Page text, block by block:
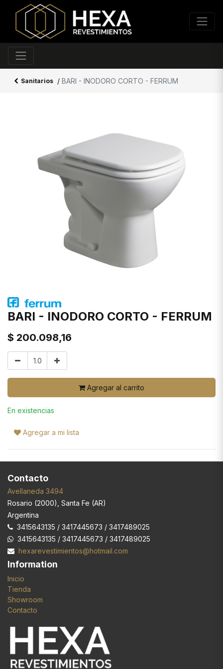
Sanitarios / BARI - INODORO CORTO - FERRUM
BARI - INODORO CORTO - FERRUM
$ 200.098,16
Agregar al carrito
En existencias
Agregar a mi lista
Contacto
Avellaneda 3494
Rosario (2000), Santa Fe (AR)
Argentina
3415643135 / 3417445673 / 3417489025
3415643135 / 3417445673 / 3417489025
hexarevestimientos@hotmail.com
Information
Inicio
Tienda
Showroom
Contacto